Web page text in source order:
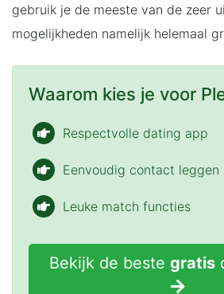
gebruik je de meeste van de zeer
mogelijkheden namelijk helemaal
Waarom kies je voor
Respectvolle dating app
Eenvoudig contact leggen
Leuke match functies
Bekijk de beste gratis